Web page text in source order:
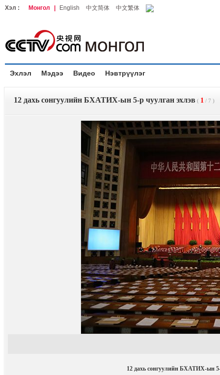
Хэл : Монгол English 中文简体 中文繁体
Эхлэл Мэдээ Видео Нэвтрүүлэг
12 дахь сонгуулийн БХАТИХ-ын 5-р чуулган эхлэв ( 1 / 7 )
12 дахь сонгуулийн БХАТИХ-ын 5-